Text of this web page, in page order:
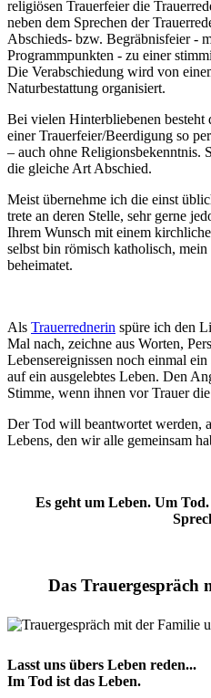
religiösen Trauerfeier die
neben dem Sprechen der
Abschieds- bzw. Begräbnisfeier -
Programmpunkten - zu einer
Die Verabschiedung wird von
Naturbestattung organisiert.
Bei vielen Hinterbliebenen besteht
einer Trauerfeier/Beerdigung so
– auch ohne Religionsbekenntnis.
die gleiche Art Abschied.
Meist übernehme ich die einst
trete an deren Stelle, sehr gerne
Ihrem Wunsch mit einem
selbst bin römisch katholisch,
beheimatet.
Als Trauerrednerin spüre ich den
Mal nach, zeichne aus Worten,
Lebensereignissen noch einmal
auf ein ausgelebtes Leben. Den
Stimme, wenn ihnen vor Trauer
Der Tod will beantwortet werden,
Lebens, den wir alle gemeinsam
Es geht um Leben. Um
Das Trauergespräch
Lasst uns übers Leben reden...
Im Tod ist das Leben.